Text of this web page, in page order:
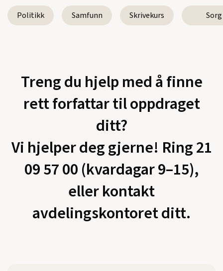
Politikk Samfunn Skrivekurs Sorg
Treng du hjelp med å finne
rett forfattar til oppdraget
ditt?
Vi hjelper deg gjerne! Ring 21
09 57 00 (kvardagar 9–15),
eller kontakt
avdelingskontoret ditt.